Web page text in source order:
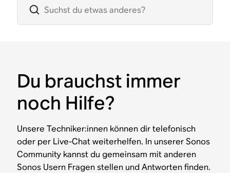
Du brauchst immer
noch Hilfe?
Unsere Techniker:innen können dir telefonisch
oder per Live-Chat weiterhelfen. In unserer Sonos
Community kannst du gemeinsam mit anderen
Sonos Usern Fragen stellen und Antworten finden.